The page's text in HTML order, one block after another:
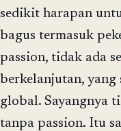
sedikit harapan
bagus termasuk
passion, tidak ada
berkelanjutan,
global. Sayangnya
tanpa passion. Itu